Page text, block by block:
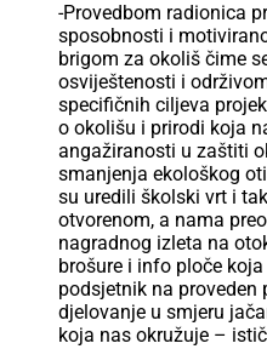
-Provedbom radionica
sposobnosti i
brigom za okoliš čime
osviještenosti i
specifičnih ciljeva
o okolišu i prirodi koja
angažiranosti u zaštiti
smanjenja ekološkog
su uredili školski vrt i
otvorenom, a nama
nagradnog izleta na
brošure i info ploče
podsjetnik na
djelovanje u smjeru
koja nas okružuje –